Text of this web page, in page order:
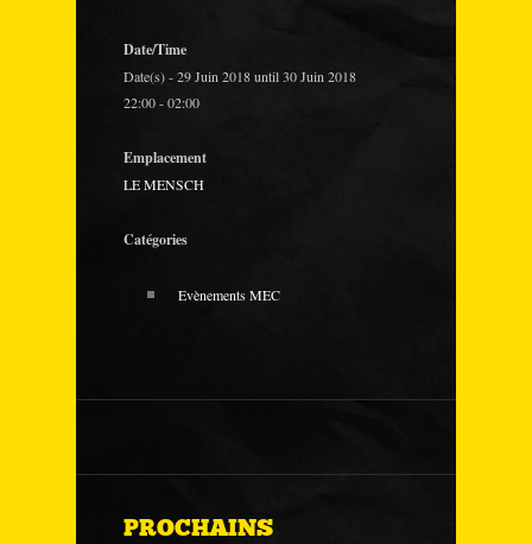
Date/Time
Date(s) - 29 Juin 2018 until 30 Juin 2018
22:00 - 02:00
Emplacement
LE MENSCH
Catégories
Evènements MEC
PROCHAINS